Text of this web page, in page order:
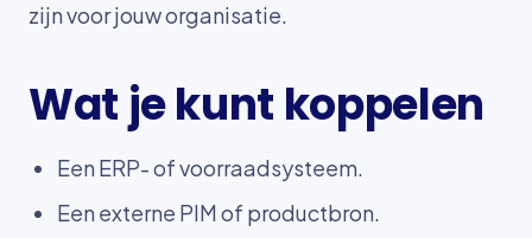
zijn voor jouw organisatie.
Wat je kunt koppelen
Een ERP- of voorraadsysteem.
Een externe PIM of productbron.